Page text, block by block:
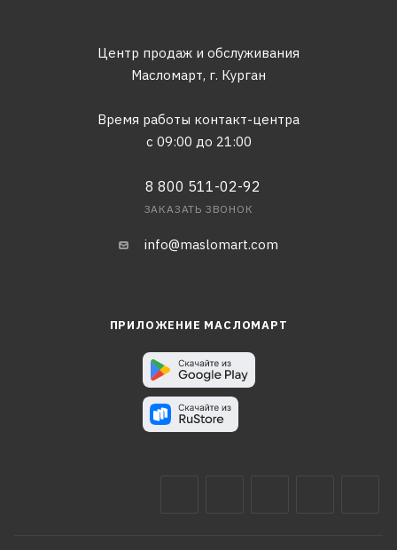
Центр продаж и обслуживания
Масломарт, г. Курган
Время работы контакт-центра
с 09:00 до 21:00
8 800 511-02-92
ЗАКАЗАТЬ ЗВОНОК
info@maslomart.com
ПРИЛОЖЕНИЕ МАСЛОМАРТ